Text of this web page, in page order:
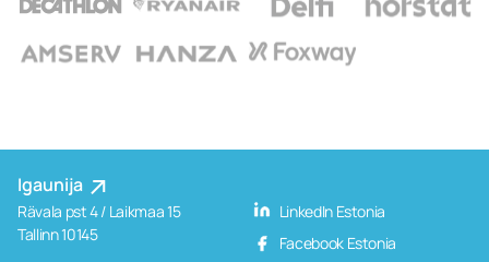
Igaunija
Rävala pst 4 / Laikmaa 15
Tallinn 10145
LinkedIn Estonia
Facebook Estonia